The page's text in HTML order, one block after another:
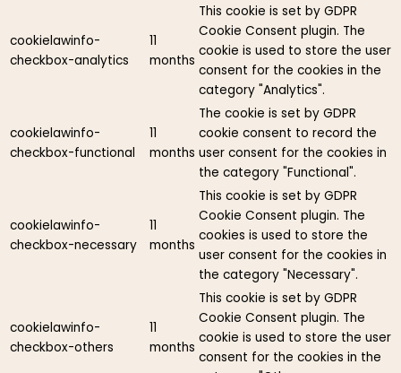
cookielawinfo-
checkbox-analytics
11
months
This cookie is set by GDPR
Cookie Consent plugin. The
cookie is used to store the user
consent for the cookies in the
category "Analytics".
cookielawinfo-
checkbox-functional
11
months
The cookie is set by GDPR
cookie consent to record the
user consent for the cookies in
the category "Functional".
cookielawinfo-
checkbox-necessary
11
months
This cookie is set by GDPR
Cookie Consent plugin. The
cookies is used to store the
user consent for the cookies in
the category "Necessary".
cookielawinfo-
checkbox-others
11
months
This cookie is set by GDPR
Cookie Consent plugin. The
cookie is used to store the user
consent for the cookies in the